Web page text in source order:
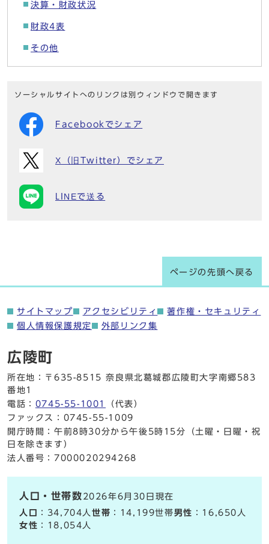
決算・財政状況
財政4表
その他
ソーシャルサイトへのリンクは別ウィンドウで開きます
Facebookでシェア
X（旧Twitter）でシェア
LINEで送る
ページの先頭へ戻る
サイトマップ アクセシビリティ
著作権・セキュリティ
個人情報保護規定
外部リンク集
広陵町
所在地：〒635-8515 奈良県北葛城郡広陵町大字南郷583
番地1
電話： 0745-55-1001
（代表）
ファックス：0745-55-1009
開庁時間：午前8時30分から午後5時15分（土曜・日曜・祝
日を除きます）
法人番号：7000020294268
人口・世帯数 2026年6月30日現在
人口
：34,704人世帯 ：14,199世帯男性 ：16,650人
女性 ：18,054人